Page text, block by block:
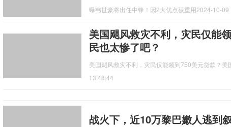
曝韦世豪将出任中锋！因2大优点获重用2024-10-09
美国飓风救灾不利，灾民仅能
民也太惨了吧？
美国飓风救灾不利，灾民仅能领到750美元贷款？美
13:48:44
战火下，近10万黎巴嫩人逃到